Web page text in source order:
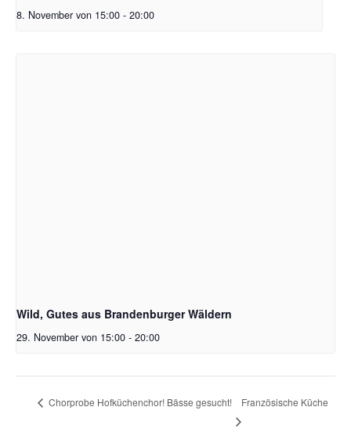
8. November von 15:00 - 20:00
Wild, Gutes aus Brandenburger Wäldern
29. November von 15:00 - 20:00
Chorprobe Hofküchenchor! Bässe gesucht! Französische Küche